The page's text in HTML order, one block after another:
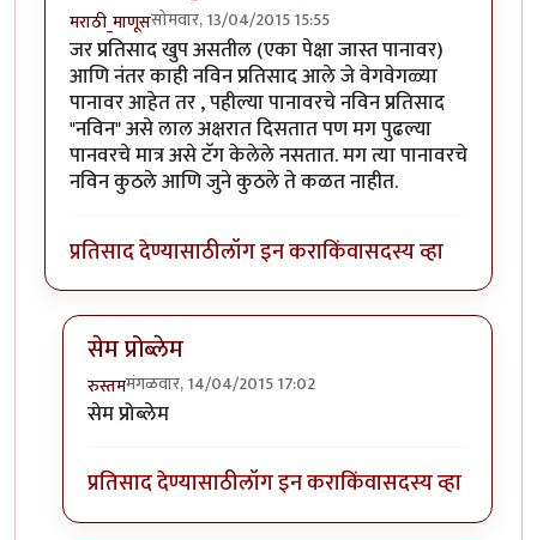
मराठी_माणूससोमवार, 13/04/2015 15:55
जर प्रतिसाद खुप असतील (एका पेक्षा जास्त पानावर)
आणि नंतर काही नविन प्रतिसाद आले जे वेगवेगळ्या
पानावर आहेत तर , पहील्या पानावरचे नविन प्रतिसाद
"नविन" असे लाल अक्षरात दिसतात पण मग पुढल्या
पानवरचे मात्र असे टॅग केलेले नसतात. मग त्या पानावरचे
नविन कुठले आणि जुने कुठले ते कळत नाहीत.
प्रतिसाद देण्यासाठीलॉग इन कराकिंवासदस्य व्हा
सेम प्रोब्लेम
रुस्तममंगळवार, 14/04/2015 17:02
In reply to
सेम प्रोब्लेम
प्रतिसाद देण्यासाठीलॉग इन कराकिंवासदस्य व्हा